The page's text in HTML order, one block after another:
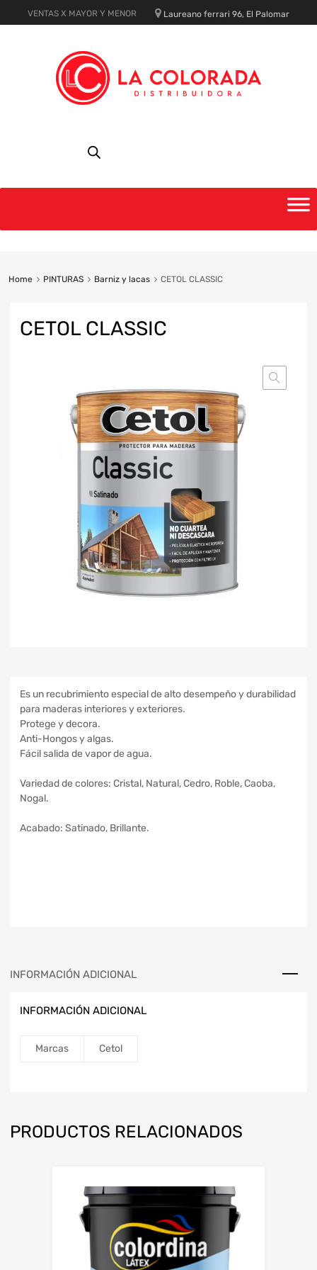
VENTAS X MAYOR Y MENOR Laureano ferrari 96, El Palomar
content
Home PINTURAS Barniz y lacas CETOL CLASSIC
CETOL CLASSIC
Es un recubrimiento especial de alto desempeño y durabilidad
para maderas interiores y exteriores.
Protege y decora.
Anti-Hongos y algas.
Fácil salida de vapor de agua.
Variedad de colores: Cristal, Natural, Cedro, Roble, Caoba,
Nogal.
Acabado: Satinado, Brillante.
INFORMACIÓN ADICIONAL
INFORMACIÓN ADICIONAL
Marcas Cetol
PRODUCTOS RELACIONADOS